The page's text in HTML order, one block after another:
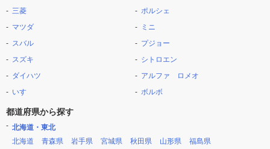
三菱
マツダ
スバル
スズキ
ダイハツ
いすゞ
ポルシェ
ミニ
プジョー
シトロエン
アルファ ロメオ
ボルボ
都道府県から探す
北海道・東北
北海道
青森県 岩手県 宮城県 秋田県 山形県 福島県